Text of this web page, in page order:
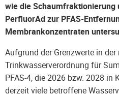
wie die Schaumfraktionierung
PerfluorAd zur PFAS-
Membrankonzentraten
Aufgrund der Grenzwerte in der
Trinkwasserverordnung für
PFAS-4, die 2026 bzw. 2028 in
derzeit viele betroffene